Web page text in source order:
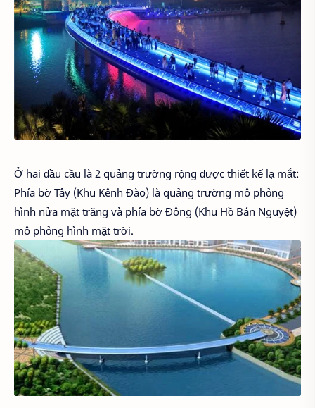
Ở hai đầu cầu là 2 quảng trường rộng được thiết kế lạ mắt:
Phía bờ Tây (Khu Kênh Đào) là quảng trường mô phỏng
hình nửa mặt trăng và phía bờ Đông (Khu Hồ Bán Nguyệt)
mô phỏng hình mặt trời.